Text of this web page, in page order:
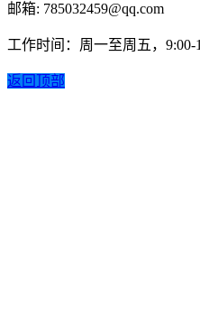
邮箱: 785032459@qq.com
工作时间：周一至周五，9:00-
返回顶部